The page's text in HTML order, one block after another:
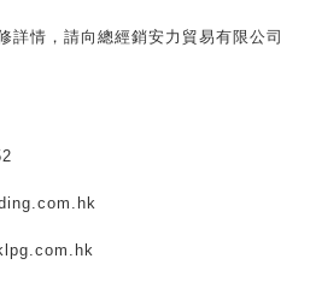
詳情，請向總經銷安力貿易有限公司